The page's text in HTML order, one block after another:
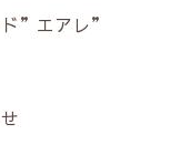
ド”エアレ”